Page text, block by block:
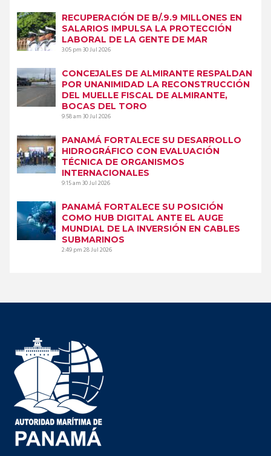
RECUPERACIÓN DE B/.9.9 MILLONES EN
SALARIOS IMPULSA LA PROTECCIÓN
LABORAL DE LA GENTE DE MAR
3:05 pm30 Jul 2026
CONCEJALES DE ALMIRANTE RESPALDAN
POR UNANIMIDAD LA RECONSTRUCCIÓN
DEL MUELLE FISCAL DE ALMIRANTE,
BOCAS DEL TORO
9:58 am30 Jul 2026
PANAMÁ FORTALECE SU DESARROLLO
HIDROGRÁFICO CON EVALUACIÓN
TÉCNICA DE ORGANISMOS
INTERNACIONALES
9:15 am30 Jul 2026
PANAMÁ FORTALECE SU POSICIÓN
COMO HUB DIGITAL ANTE EL AUGE
MUNDIAL DE LA INVERSIÓN EN CABLES
SUBMARINOS
2:49 pm28 Jul 2026